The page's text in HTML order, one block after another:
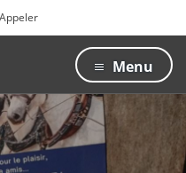
Appeler
Menu